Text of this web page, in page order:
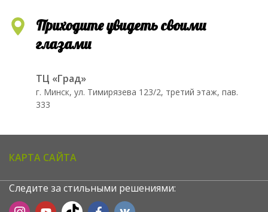
Приходите увидеть своими
глазами
ТЦ «Град»
г. Минск, ул. Тимирязева 123/2, третий этаж, пав.
333
КАРТА САЙТА
Следите за стильными решениями: